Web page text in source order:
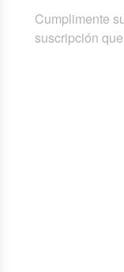
Cumplimente
suscripción